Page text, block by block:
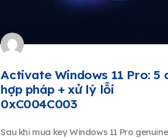
Activate Windows 11 Pro: 5
hợp pháp + xử lý lỗi
0xC004C003
Sau khi mua key Windows 11 Pro